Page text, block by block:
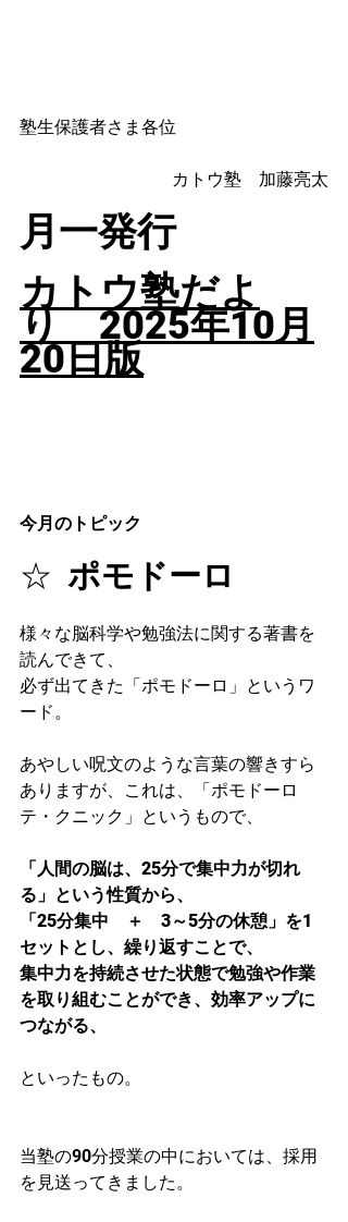
塾生保護者さま各位
カトウ塾　加藤亮太
月一発行
カトウ塾だよ
り　2025年10月
20日版
今月のトピック
☆ ポモドーロ
様々な脳科学や勉強法に関する著書を
読んできて、
必ず出てきた「ポモドーロ」というワ
ード。
あやしい呪文のような言葉の響きすら
ありますが、これは、「ポモドーロ
テ・クニック」というもので、
「人間の脳は、25分で集中力が切れ
る」という性質から、
「25分集中　＋　3～5分の休憩」を1
セットとし、繰り返すことで、
集中力を持続させた状態で勉強や作業
を取り組むことができ、効率アップに
つながる、
といったもの。
当塾の90分授業の中においては、採用
を見送ってきました。